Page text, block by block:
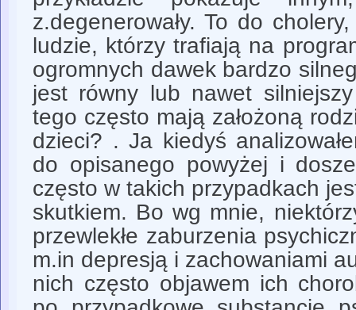
z.degenerowały. To do
ludzie, którzy trafiają na
ogromnych dawek bardzo
jest równy lub nawet
tego często mają założoną
dzieci? . Ja kiedyś
do opisanego powyżej i
często w takich przypadkach
skutkiem. Bo wg mnie,
przewlekłe zaburzenia
m.in depresją i zachowaniami
nich często objawem ich